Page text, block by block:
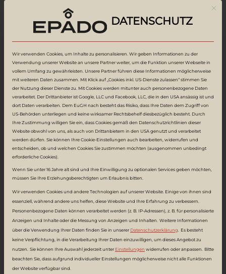
Zurück zu allen Wohnungen
Wohnung
3a.05
Geschmackvolle Ausstattung und gut
durchdachte Grundrisse sind ein
Markenzeichen von EPADO. Zudem sorgen
die großen Fensterflächen für sehr gute
Lichtverhältnisse in den Wohnungen.
74,9 m²
Mit
DATENSCHUTZ
Wir verwenden Cookies, um Inhalte zu personalisieren. Wir geben Informationen zu der
Verwendung unserer Website an unsere Partner weiter, um die Funktion unserer Webseite in
vollem Umfang zu gewährleisten. Unsere Partner führen diese Informationen möglicherweise
mit weiteren Daten zusammen. Mit Klick auf „Cookies inkl. US-Dienste zulassen“ stimmen Sie
der Nutzung dieser Dienste zu. Mit Cookies werden mitunter auch personenbezogene Daten
verarbeitet. Der Drittanbieter ist Google, LLC und Facebook, LLC, die in den USA ansässig ist und
dort Daten verarbeiten. Dem EuGH nach besteht das Risiko, dass Ihre Daten dem Zugriff von
US-Behörden unterliegen und keine wirksamer Rechtsbehelf diesbezüglich besteht. Durch
Ihre Zustimmung willigen Sie ein, dass Cookies gemäß den Datenschutzrichtlinien dieser
Website obwohl von uns, als auch von Drittanbietern in den USA genutzt und verarbeitet
werden dürfen. Sie können Ihre Cookie-Einstellungen auch bearbeiten, widerrufen und
entscheiden, ob und welchen Cookies Sie zustimmen möchten (ausgenommen unbedingt
erforderliche Cookies).
Wenn Sie unter 16 Jahre alt sind und Ihre Einwilligung zu optionalen Services geben möchten,
müssen Sie Ihre Erziehungsberechtigten um Erlaubnis bitten.
Wir verwenden Cookies und andere Technologien auf unserer Website. Einige von ihnen sind
essenziell, während andere uns helfen, diese Website und Ihre Erfahrung zu verbessern.
Personenbezogene Daten können verarbeitet werden (z. B. IP-Adressen), z. B. für personalisierte
Anzeigen und Inhalte oder die Messung von Anzeigen und Inhalten. Weitere Informationen
über die Verwendung Ihrer Daten finden Sie in unserer Datenschutzerklärung. Es besteht
keine Verpflichtung, in die Verarbeitung Ihrer Daten einzuwilligen, um dieses Angebot zu
nutzen. Sie können Ihre Auswahl jederzeit unter Einstellungen widerrufen oder anpassen. Bitte
beachten Sie, dass aufgrund individueller Einstellungen möglicherweise nicht alle Funktionen
der Website verfügbar sind.